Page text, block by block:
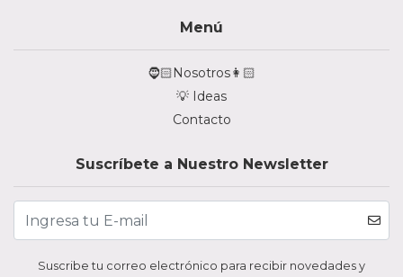
Menú
🧔🏻Nosotros👩🏻
💡 Ideas
Contacto
Suscríbete a Nuestro Newsletter
Suscribe tu correo electrónico para recibir novedades y